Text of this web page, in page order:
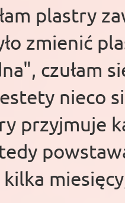
plastry
zmienić
czułam
nieco
przyjmuje